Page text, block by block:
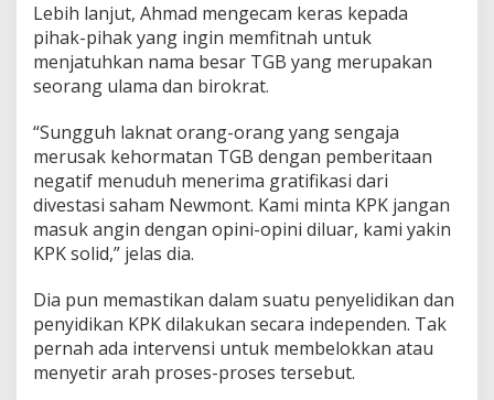
G
B
:
K
J
a
n
g
a
n
M
u
D
i
i
n
Lebih lanjut, Ahmad mengecam keras kepada
pihak-pihak yang ingin memfitnah untuk
menjatuhkan nama besar TGB yang merupakan
seorang ulama dan birokrat.
“Sungguh laknat orang-orang yang sengaja
merusak kehormatan TGB dengan pemberitaan
negatif menuduh menerima gratifikasi dari
divestasi saham Newmont. Kami minta KPK jangan
masuk angin dengan opini-opini diluar, kami yakin
KPK solid,” jelas dia.
Dia pun memastikan dalam suatu penyelidikan dan
penyidikan KPK dilakukan secara independen. Tak
pernah ada intervensi untuk membelokkan atau
menyetir arah proses-proses tersebut.